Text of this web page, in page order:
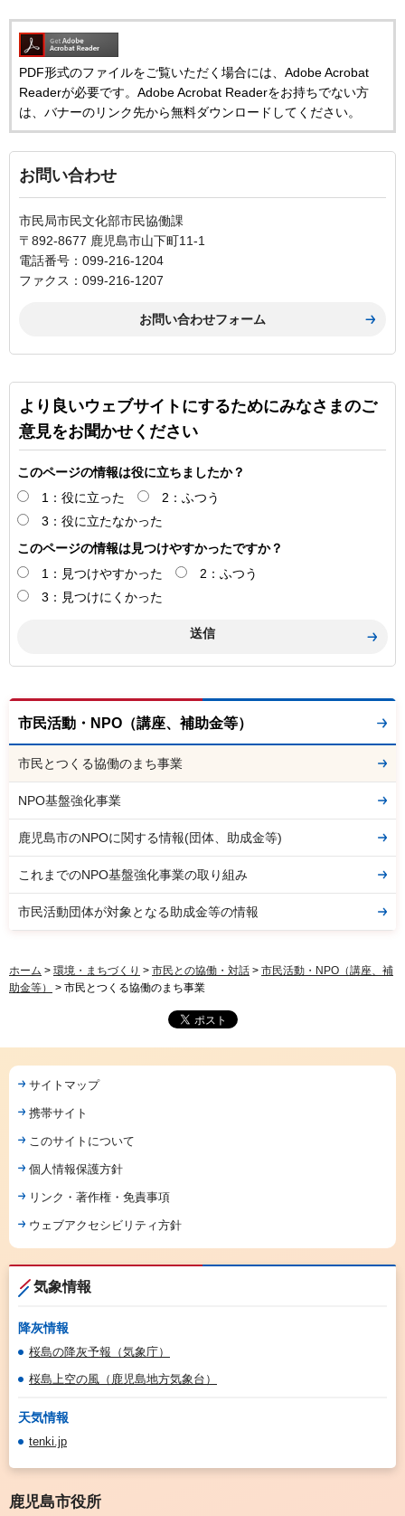
PDF形式のファイルをご覧いただく場合には、Adobe Acrobat
Readerが必要です。Adobe Acrobat Readerをお持ちでない方
は、バナーのリンク先から無料ダウンロードしてください。
お問い合わせ
市民局市民文化部市民協働課
〒892-8677 鹿児島市山下町11-1
電話番号：099-216-1204
ファクス：099-216-1207
より良いウェブサイトにするためにみなさまのご
意見をお聞かせください
このページの情報は役に立ちましたか？
1：役に立った
2：ふつう
3：役に立たなかった
このページの情報は見つけやすかったですか？
1：見つけやすかった
2：ふつう
3：見つけにくかった
市民活動・NPO（講座、補助金等）
市民とつくる協働のまち事業
NPO基盤強化事業
鹿児島市のNPOに関する情報(団体、助成金等)
これまでのNPO基盤強化事業の取り組み
市民活動団体が対象となる助成金等の情報
ホーム > 環境・まちづくり > 市民との協働・対話 > 市民活動・NPO（講座、補
助金等）
> 市民とつくる協働のまち事業
サイトマップ
携帯サイト
このサイトについて
個人情報保護方針
リンク・著作権・免責事項
ウェブアクセシビリティ方針
気象情報
降灰情報
桜島の降灰予報（気象庁）
桜島上空の風（鹿児島地方気象台）
天気情報
tenki.jp
鹿児島市役所